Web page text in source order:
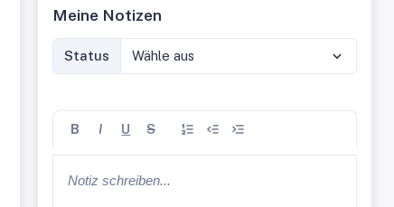
Meine Notizen
Status Wähle aus
B I U S